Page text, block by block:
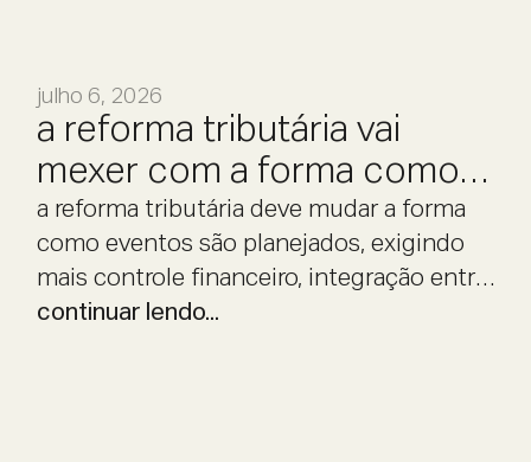
julho 6, 2026
a reforma tributária vai
mexer com a forma como
eventos são planejados
a reforma tributária deve mudar a forma
como eventos são planejados, exigindo
mais controle financeiro, integração entre
áreas e previsibilidade operacional.
continuar lendo...